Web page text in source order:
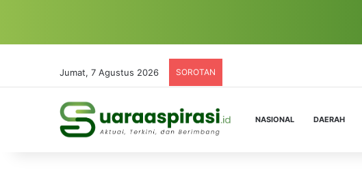
Jumat, 7 Agustus 2026 SOROTAN
NASIONAL DAERAH